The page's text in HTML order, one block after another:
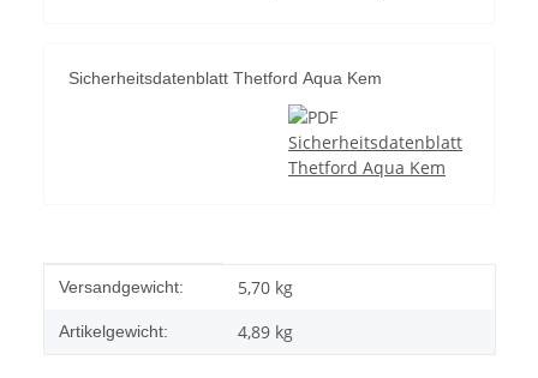
Sicherheitsdatenblatt Thetford Aqua Kem
Sicherheitsdatenblatt
Thetford Aqua Kem
Produkteigenschaft
Wert
Versandgewicht: 5,70 kg
Artikelgewicht: 4,89 kg